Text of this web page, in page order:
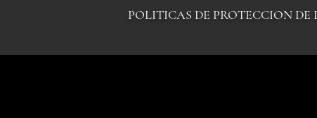
POLITICAS DE PROTECCION